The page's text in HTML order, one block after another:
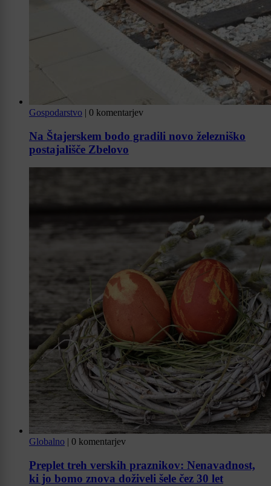
Gospodarstvo | 0 komentarjev
Na Štajerskem bodo gradili novo železniško
postajališče Zbelovo
Globalno | 0 komentarjev
Preplet treh verskih praznikov: Nenavadnost,
ki jo bomo znova doživeli šele čez 30 let